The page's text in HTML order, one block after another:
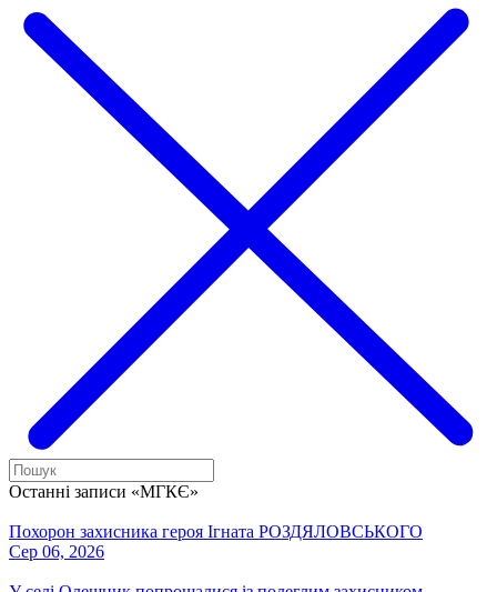
Останні записи «МГКЄ»
Похорон захисника героя Ігната РОЗДЯЛОВСЬКОГО
Сер 06, 2026